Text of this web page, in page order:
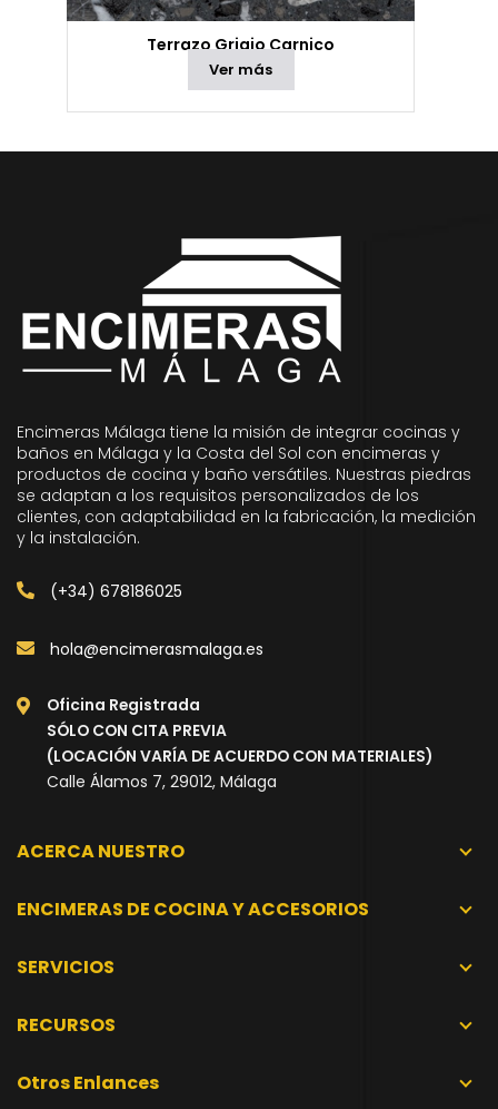
Terrazo Grigio Carnico
Ver más
Encimeras Málaga tiene la misión de integrar cocinas y
baños en Málaga y la Costa del Sol con encimeras y
productos de cocina y baño versátiles. Nuestras piedras
se adaptan a los requisitos personalizados de los
clientes, con adaptabilidad en la fabricación, la medición
y la instalación.
(+34) 678186025
hola@encimerasmalaga.es
Oficina Registrada
SÓLO CON CITA PREVIA
(LOCACIÓN VARÍA DE ACUERDO CON MATERIALES)
Calle Álamos 7, 29012, Málaga
ACERCA NUESTRO
ENCIMERAS DE COCINA Y ACCESORIOS
SERVICIOS
RECURSOS
Otros Enlances